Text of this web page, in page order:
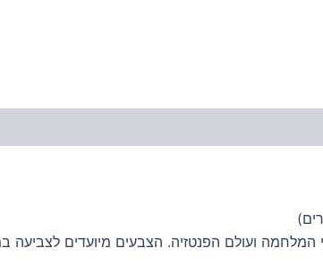
המלחמה ועולם הפנטזיה. הצבעים מיועדים לצביעה